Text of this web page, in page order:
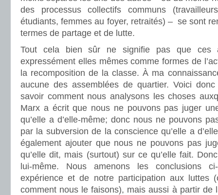
des processus collectifs communs
étudiants, femmes au foyer, retraités) – se sont
termes de partage et de lutte.
Tout cela bien sûr ne signifie pas que ces
expressément elles mêmes comme formes de
la recomposition de la classe. À ma
aucune des assemblées de quartier. Voici
savoir comment nous analysons les choses
Marx a écrit que nous ne pouvons pas juger
qu’elle a d’elle-même; donc nous ne pouvons
par la subversion de la conscience qu’elle a
également ajouter que nous ne pouvons pas
qu’elle dit, mais (surtout) sur ce qu’elle fait.
lui-même. Nous amenons les conclusions
expérience et de notre participation aux luttes
comment nous le faisons), mais aussi à partir de